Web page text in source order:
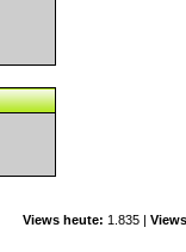
Views heute: 1.835 |